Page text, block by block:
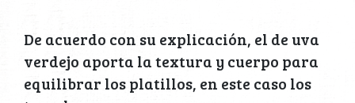
De acuerdo con su explicación, el de uva
verdejo aporta la textura y cuerpo para
equilibrar los platillos, en este caso los